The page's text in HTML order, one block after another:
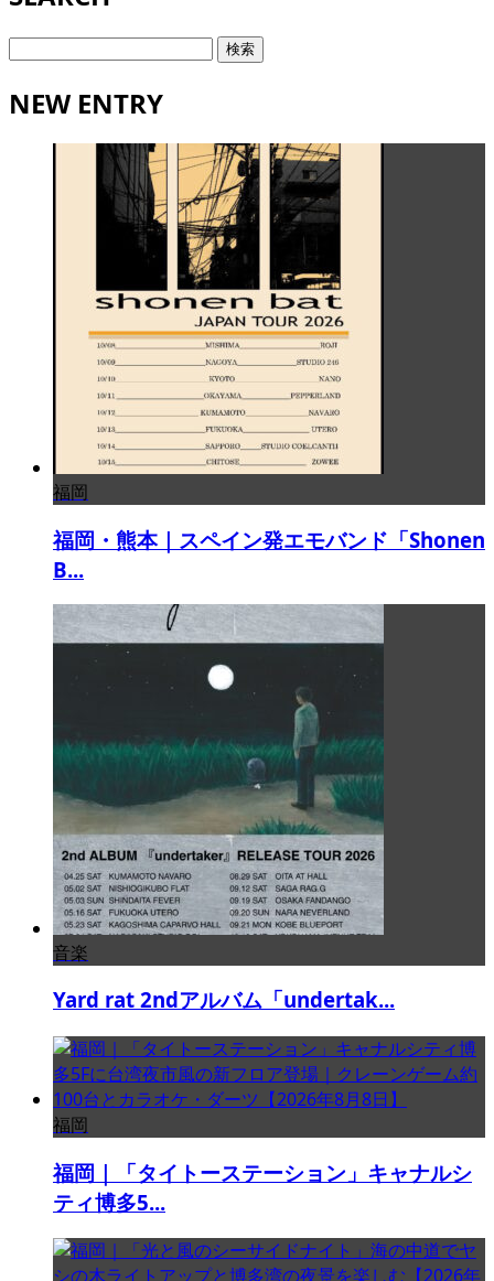
検
NEW ENTRY
福岡
福岡・熊本｜スペイン発エモバンド「Shonen
B...
音楽
Yard rat 2ndアルバム「undertak...
福岡
福岡｜「タイトーステーション」キャナルシ
ティ博多5...